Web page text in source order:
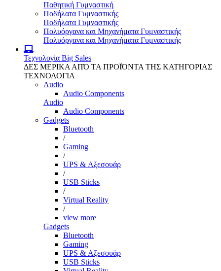
Παθητική Γυμναστική
Ποδήλατα Γυμναστικής
Ποδήλατα Γυμναστικής
Πολυόργανα και Μηχανήματα Γυμναστικής
Πολυόργανα και Μηχανήματα Γυμναστικής
Τεχνολογία Big Sales
ΔΕΣ ΜΕΡΙΚΑ ΑΠΌ ΤΑ ΠΡΟΪΌΝΤΑ ΤΗΣ ΚΑΤΗΓΟΡΙΑΣ
ΤΕΧΝΟΛΟΓΙΑ
Audio
Audio Components
Audio
Audio Components
Gadgets
Bluetooth
/
Gaming
/
UPS & Αξεσουάρ
/
USB Sticks
/
Virtual Reality
/
view more
Gadgets
Bluetooth
Gaming
UPS & Αξεσουάρ
USB Sticks